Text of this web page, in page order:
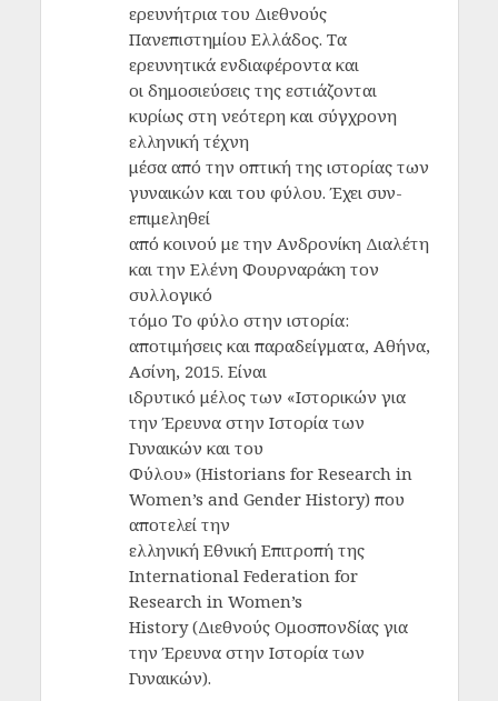
ερευνήτρια του Διεθνούς
Πανεπιστημίου Ελλάδος. Τα
ερευνητικά ενδιαφέροντα και
οι δημοσιεύσεις της εστιάζονται
κυρίως στη νεότερη και σύγχρονη
ελληνική τέχνη
μέσα από την οπτική της ιστορίας των
γυναικών και του φύλου. Έχει συν-
επιμεληθεί
από κοινού με την Ανδρονίκη Διαλέτη
και την Ελένη Φουρναράκη τον
συλλογικό
τόμο Το φύλο στην ιστορία:
αποτιμήσεις και παραδείγματα, Αθήνα,
Ασίνη, 2015. Είναι
ιδρυτικό μέλος των «Ιστορικών για
την Έρευνα στην Ιστορία των
Γυναικών και του
Φύλου» (Historians for Research in
Women’s and Gender History) που
αποτελεί την
ελληνική Εθνική Επιτροπή της
International Federation for
Research in Women’s
History (Διεθνούς Ομοσπονδίας για
την Έρευνα στην Ιστορία των
Γυναικών).